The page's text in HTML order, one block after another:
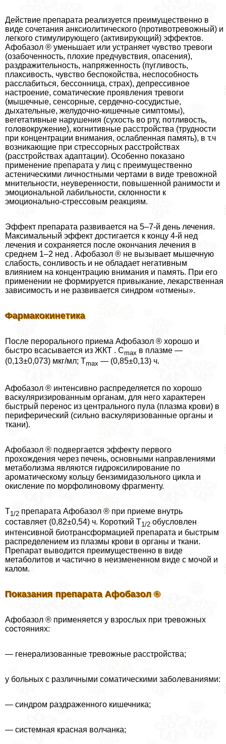
Действие препарата реализуется преимущественно в
виде сочетания анксиолитического (противотревожный) и
легкого стимулирующего (активирующий) эффектов.
Афобазол ® уменьшает или устраняет чувство тревоги
(озабоченность, плохие предчувствия, опасения),
раздражительность, напряженность (пугливость,
плаксивость, чувство беспокойства, неспособность
расслабиться, бессонница, страх), депрессивное
настроение, соматические проявления тревоги
(мышечные, сенсорные, сердечно-сосудистые,
дыхательные, желудочно-кишечные симптомы),
вегетативные нарушения (сухость во рту, потливость,
головокружение), когнитивные расстройства (трудности
при концентрации внимания, ослабленная память), в т.ч
возникающие при стрессорных расстройствах
(расстройствах адаптации). Особенно показано
применение препарата у лиц с преимущественно
астеническими личностными чертами в виде тревожной
мнительности, неуверенности, повышенной ранимости и
эмоциональной лабильности, склонности к
эмоционально-стрессовым реакциям.
Эффект препарата развивается на 5–7-й день лечения.
Максимальный эффект достигается к концу 4-й нед
лечения и сохраняется после окончания лечения в
среднем 1–2 нед . Афобазол ® не вызывает мышечную
слабость, сонливость и не обладает негативным
влиянием на концентрацию внимания и память. При его
применении не формируется привыкание, лекарственная
зависимость и не развивается синдром «отмены».
Фармакокинетика
После перopaльного приема Афобазол ® хорошо и
быстро всасывается из ЖКТ . Cmax в плазме —
(0,13±0,073) мкг/мл; Tmax — (0,85±0,13) ч.
Афобазол ® интенсивно распределяется по хорошо
васкуляризированным органам, для него хаpaктерен
быстрый перенос из центрального пула (плазма крови) в
периферический (сильно васкуляризованные органы и
ткани).
Афобазол ® подвергается эффекту первого
прохождения через печень, основными направлениями
метаболизма являются гидроксилирование по
ароматическому кольцу бензимидазольного цикла и
окисление по морфолиновому фрагменту.
T1/2 препарата Афобазол ® при приеме внутрь
составляет (0,82±0,54) ч. Короткий T1/2 обусловлен
интенсивной биотрaнcформацией препарата и быстрым
распределением из плазмы крови в органы и ткани.
Препарат выводится преимущественно в виде
метаболитов и частично в неизмененном виде с мочой и
калом.
Показания препарата Афобазол ®
Афобазол ® применяется у взрослых при тревожных
состояниях:
— генерализованные тревожные расстройства;
у больных с различными соматическими заболеваниями:
— синдром раздраженного кишечника;
— системная красная волчанка;